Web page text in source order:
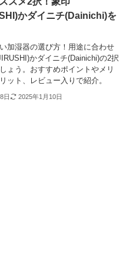
かダイニチ(Dainichi)を
加湿器の選び方！用途に合わせ
かダイニチ(Dainichi)の2択
ょう。おすすめポイントやメリ
ット、レビュー入りで紹介。
日 2025年1月10日